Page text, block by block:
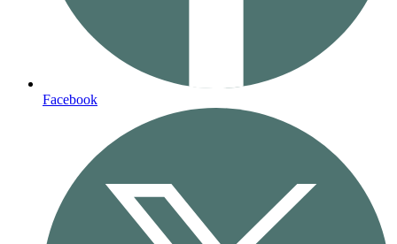
Facebook